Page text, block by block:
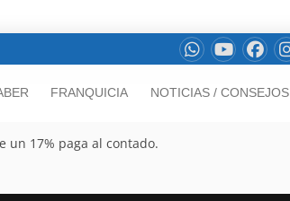
FRANQUICIA NOTICIAS / CONSEJOS
un 17% paga al contado.